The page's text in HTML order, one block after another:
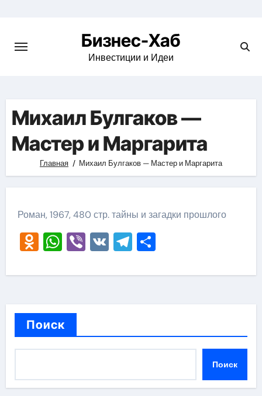
content
Бизнес-Хаб
Инвестиции и Идеи
Михаил Булгаков —
Мастер и Маргарита
Главная Михаил Булгаков — Мастер и Маргарита
Роман, 1967, 480 стр. тайны и загадки прошлого
Odnoklassniki
WhatsApp
Viber
VKTelegram
Отправить
Поиск
Поиск